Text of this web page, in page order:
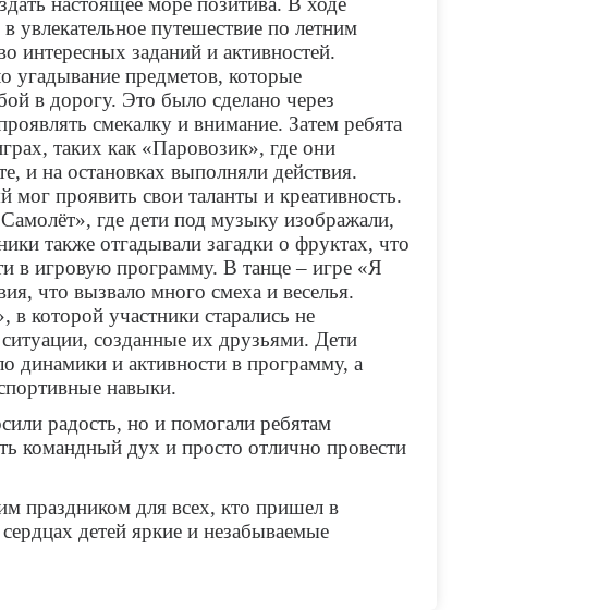
увлекательное путешествие по летним
интересных заданий и активностей.
угадывание предметов, которые
в дорогу. Это было сделано через
смекалку и внимание. Затем ребята
таких как «Паровозик», где они
и на остановках выполняли действия.
проявить свои таланты и креативность.
где дети под музыку изображали,
также отгадывали загадки о фруктах, что
в игровую программу. В танце – игре «Я
что вызвало много смеха и веселья.
которой участники старались не
созданные их друзьями. Дети
динамики и активности в программу, а
навыки.
радость, но и помогали ребятам
командный дух и просто отлично провести
праздником для всех, кто пришел в
детей яркие и незабываемые